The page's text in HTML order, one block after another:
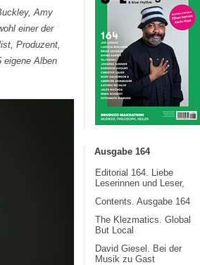
Amy
einer der
Produzent,
eigene Alben
Ausgabe 164
Editorial 164. Liebe
Leserinnen und Leser,
Contents. Ausgabe 164
The Klezmatics. Global
But Local
David Giesel. Bei der
Musik zu Gast